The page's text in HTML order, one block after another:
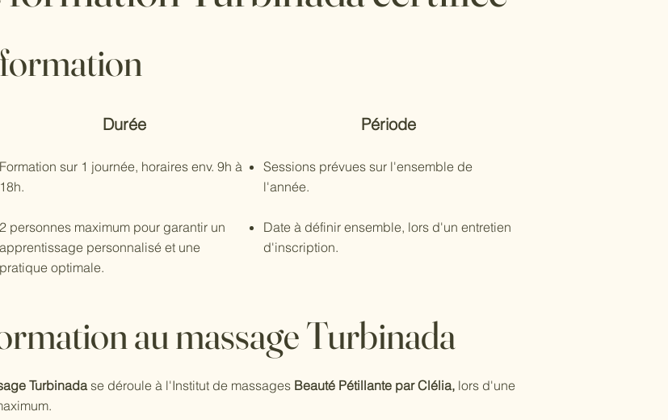
Durée
Formation sur 1 journée, horaires env. 9h à
18h.
2 personnes maximum pour garantir un
apprentissage personnalisé et une
pratique optimale.
Période
Sessions prévues sur l'ensemble de
l'année.
Date à définir ensemble, lors d'un entretien
d'inscription.
au massage Turbinada
Turbinadase déroule à l'Institut de massages Beauté Pétillante par Clélia, lors d'une